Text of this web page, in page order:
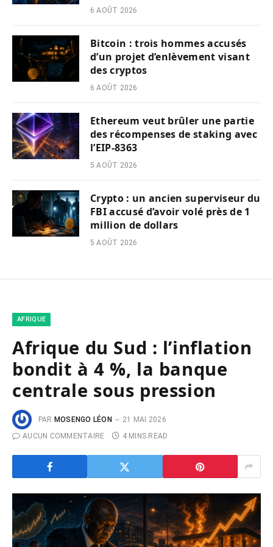
6 AOÛT 2026
Bitcoin : trois hommes accusés
d’un projet d’enlèvement visant
des cryptos
6 AOÛT 2026
Ethereum veut brûler une partie
des récompenses de staking avec
l’EIP-8363
5 AOÛT 2026
Crypto : un ancien superviseur du
FBI accusé d’avoir volé près de 1
million de dollars
5 AOÛT 2026
AFRIQUE
Afrique du Sud : l’inflation
bondit à 4 %, la banque
centrale sous pression
PAR MOSENGO LÉON
21 MAI 2026
AUCUN COMMENTAIRE
4 MINS READ